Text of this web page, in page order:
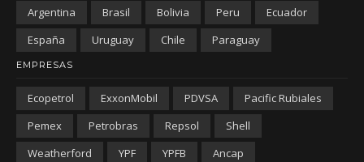
Argentina
Brasil Bolivia Peru
Ecuador
España
Uruguay Chile Paraguay
EMPRESAS
Ecopetrol ExxonMobil PDVSA
Pacific Rubiales
Pemex
Petrobras Repsol
Shell
Weatherford
YPF YPFB
Ancap